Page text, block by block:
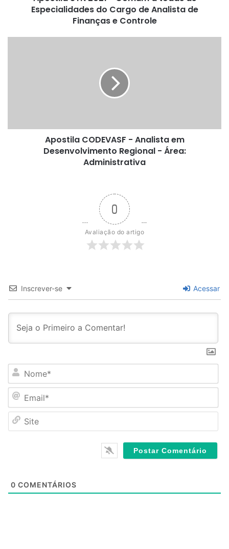
Especialidades do Cargo de Analista de
Finanças e Controle
Área:
AdministrativaApostila CODEVASF - Analista em
Desenvolvimento Regional - Área:
Administrativa
0
Avaliação do artigo
Inscrever-se Acessar
m
a
*t
0 COMENTÁRIOS